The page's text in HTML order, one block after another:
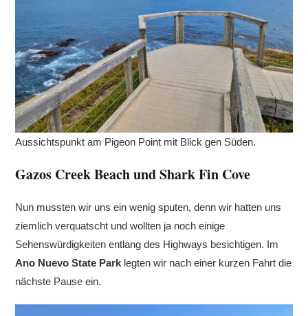
Aussichtspunkt am Pigeon Point mit Blick gen Süden.
Gazos Creek Beach und Shark Fin Cove
Nun mussten wir uns ein wenig sputen, denn wir hatten uns
ziemlich verquatscht und wollten ja noch einige
Sehenswürdigkeiten entlang des Highways besichtigen. Im
Ano Nuevo State Park legten wir nach einer kurzen Fahrt die
nächste Pause ein.